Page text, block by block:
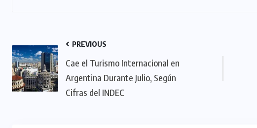
PREVIOUS
Cae el Turismo Internacional en
Argentina Durante Julio, Según
Cifras del INDEC